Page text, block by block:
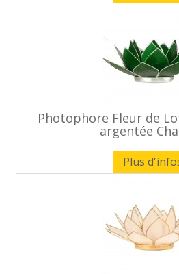
Photophore Fleur de
argentée
Plus